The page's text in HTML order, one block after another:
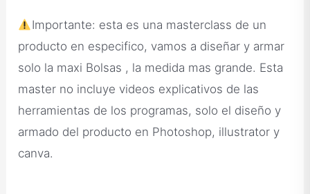
Importante: esta es una masterclass de un
producto en especifico, vamos a diseñar y armar
solo la maxi Bolsas , la medida mas grande. Esta
master no incluye videos explicativos de las
herramientas de los programas, solo el diseño y
armado del producto en Photoshop, illustrator y
canva.